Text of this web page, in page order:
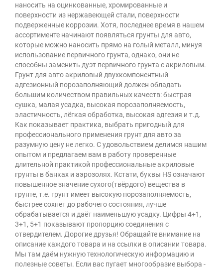
наносить на оцинкованные, хромированные и
поверхности из нержавеющей стали, поверхности
подверженные коррозии. Хотя, последнее время в нашем
ассортименте начинают появляться грунты для авто,
которые можно наносить прямо на голый металл, минуя
использование первичного грунта, однако, они не
способны заменить дуэт первичного грунта с акриловым.
Грунт для авто акриловый двухкомпонентный
адгезионный порозаполняющий должен обладать
большим количеством правильных качеств: быстрая
сушка, малая усадка, высокая порозаполняемость,
эластичность, лёгкая обработка, высокая адгезия и т.д.
Как показывает практика, выбрать пригодный для
профессионального применения грунт для авто за
разумную цену не легко. С удовольствием делимся нашим
опытом и предлагаем вам в работу проверенные
длительной практикой профессиональные акриловые
грунты в банках и аэрозолях. Кстати, буквы HS означают
повышенное значение сухого(твёрдого) вещества в
грунте, т.е. грунт имеет высокую порозаполняемость,
быстрее сохнет до рабочего состояния, лучше
обрабатывается и даёт наименьшую усадку. Цифры 4+1,
3+1, 5+1 показывают пропорцию соединения с
отвердителем. Дорогие друзья! Обращайте внимание на
описание каждого товара и на ссылки в описании товара.
Мы там даём нужную технологическую информацию и
полезные советы. Если вас пугает многообразие выбора -